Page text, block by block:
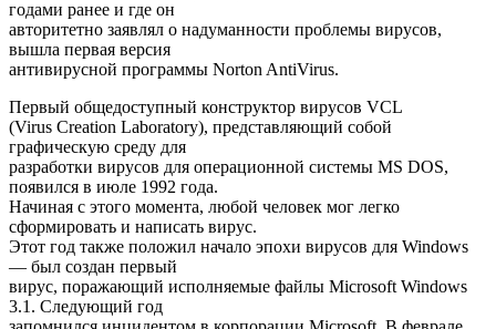
годами ранее и где он
авторитетно заявлял о надуманности проблемы вирусов,
вышла первая версия
антивирусной программы Norton AntiVirus.
Первый общедоступный конструктор вирусов VCL
(Virus Creation Laboratory), представляющий собой
графическую среду для
разработки вирусов для операционной системы MS DOS,
появился в июле 1992 года.
Начиная с этого момента, любой человек мог легко
сформировать и написать вирус.
Этот год также положил начало эпохи вирусов для Windows
— был создан первый
вирус, поражающий исполняемые файлы Microsoft Windows
3.1. Следующий год